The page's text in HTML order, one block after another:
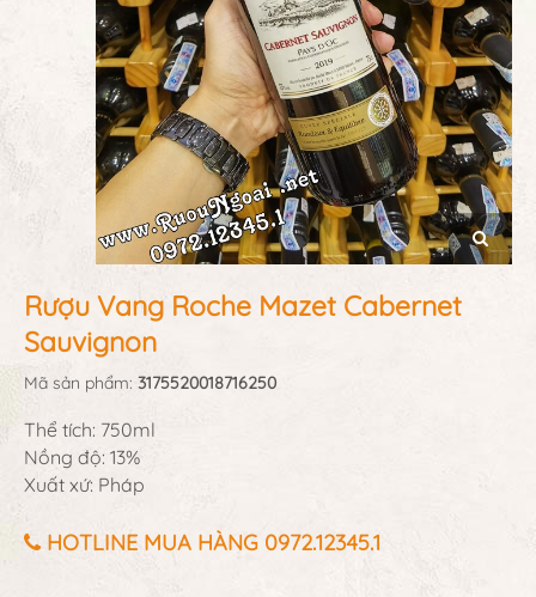
Rượu Vang Roche Mazet Cabernet
Sauvignon
Mã sản phẩm: 3175520018716250
Thể tích: 750ml
Nồng độ: 13%
Xuất xứ: Pháp
HOTLINE MUA HÀNG 0972.12345.1